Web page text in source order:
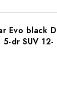
Evo black
5-dr SUV 12-